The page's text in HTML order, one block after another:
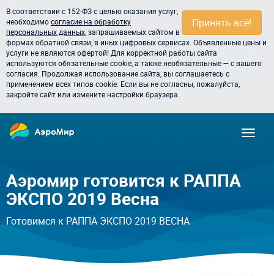
Принять всё!
В соответствии с 152-ФЗ с целью оказания услуг,
необходимосогласие на обработку
персональных данных , запрашиваемых сайтом в
формах обратной связи, в иных цифровых сервисах. Объявленные цены и
услуги не являются офертой! Для корректной работы сайта
используются обязательные cookie, а также необязательные — с вашего
согласия. Продолжая использование сайта, вы соглашаетесь с
применением всех типов cookie. Если вы не согласны, пожалуйста,
закройте сайт или измените настройки браузера.
Аэромир готовится к РАППА
ЭКСПО 2019 Весна
Готовимся к РАППА ЭКСПО 2019 ВЕСНА